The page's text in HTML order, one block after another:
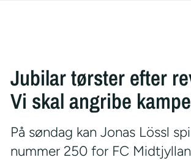
Jubilar tørster efter
Vi skal angribe
På søndag kan Jonas Lössl
nummer 250 for FC